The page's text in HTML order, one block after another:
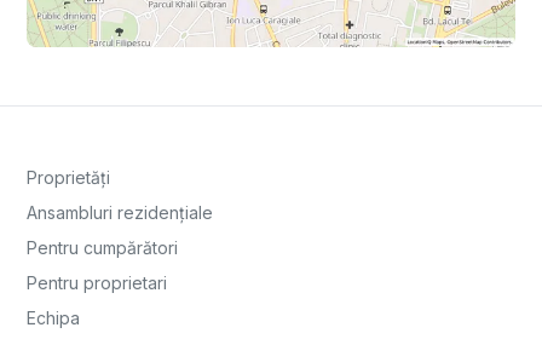
Proprietăți
Ansambluri rezidențiale
Pentru cumpărători
Pentru proprietari
Echipa